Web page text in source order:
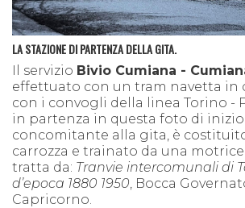
LA STAZIONE DI PARTENZA DELLA GITA.
Il servizio Bivio Cumiana -
effettuato con un tram navetta in
con i convogli della linea Torino -
in partenza in questa foto di inizio
concomitante alla gita, è
carrozza e trainato da una
tratta da: Tranvie intercomunali di
d’epoca 1880 1950 , Bocca
Capricorno.